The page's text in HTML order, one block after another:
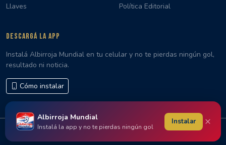
Llaves
Política Editorial
DESCARGÁ LA APP
Instalá Albirroja Mundial en tu celular y no te pierdas ningún gol,
resultado ni noticia.
Cómo instalar
© 2026 Albirroja Mundial · Hecho con 🇵🇾 en Paraguay
Albirroja Mundial
Instalá la app y no te pierdas ningún gol
Instalar ×